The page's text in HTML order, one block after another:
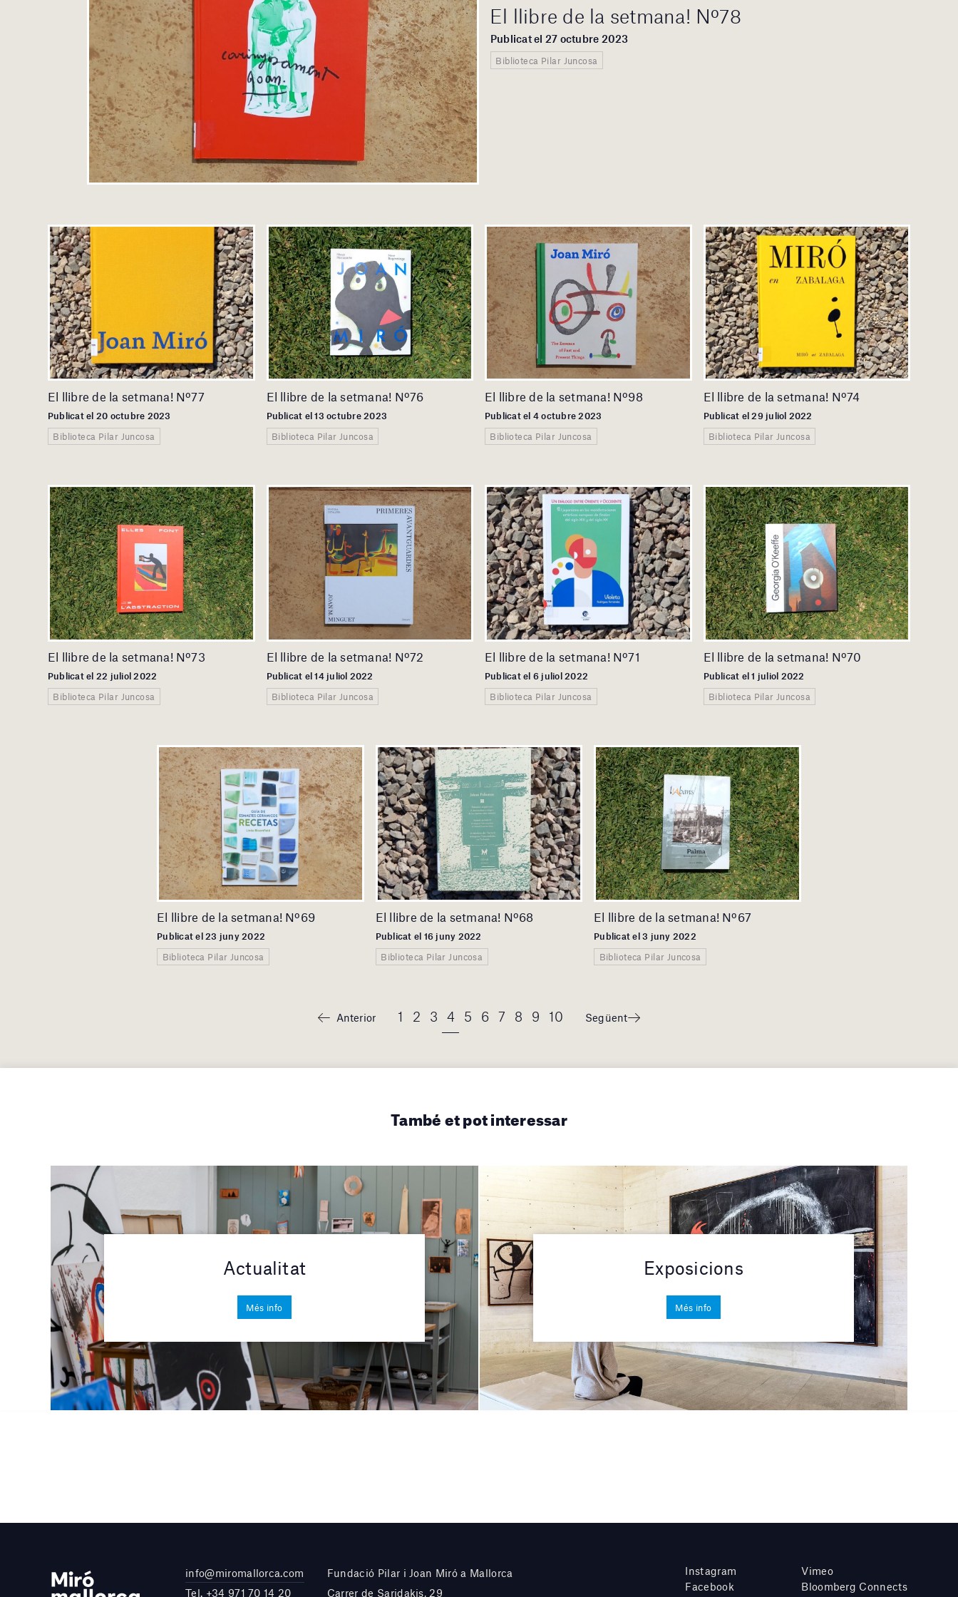
El llibre de la setmana! Nº78
Publicat el 27 octubre 2023
Biblioteca Pilar Juncosa
El llibre de la setmana! Nº77
Publicat el 20 octubre 2023
Biblioteca Pilar Juncosa
El llibre de la setmana! Nº76
Publicat el 13 octubre 2023
Biblioteca Pilar Juncosa
El llibre de la setmana! Nº98
Publicat el 4 octubre 2023
Biblioteca Pilar Juncosa
El llibre de la setmana! Nº74
Publicat el 29 juliol 2022
Biblioteca Pilar Juncosa
El llibre de la setmana! Nº73
Publicat el 22 juliol 2022
Biblioteca Pilar Juncosa
El llibre de la setmana! Nº72
Publicat el 14 juliol 2022
Biblioteca Pilar Juncosa
El llibre de la setmana! Nº71
Publicat el 6 juliol 2022
Biblioteca Pilar Juncosa
El llibre de la setmana! Nº70
Publicat el 1 juliol 2022
Biblioteca Pilar Juncosa
El llibre de la setmana! Nº69
Publicat el 23 juny 2022
Biblioteca Pilar Juncosa
El llibre de la setmana! Nº68
Publicat el 16 juny 2022
Biblioteca Pilar Juncosa
El llibre de la setmana! Nº67
Publicat el 3 juny 2022
Biblioteca Pilar Juncosa
Anterior 1 2 3 4 5 6 7 8 9 10 Següent
També et pot interessar
Actualitat
Més info
Exposicions
Més info
info@miromallorca.com
Tel. +34 971 70 14 20
Fundació Pilar i Joan Miró a Mallorca
Carrer de Saridakis, 29
Instagram
Facebook
Vimeo
Bloomberg Connects